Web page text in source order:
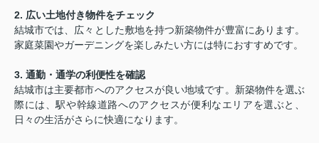
2. 広い土地付き物件をチェック
結城市では、広々とした敷地を持つ新築物件が豊富にあります。
家庭菜園やガーデニングを楽しみたい方には特におすすめです。
3. 通勤・通学の利便性を確認
結城市は主要都市へのアクセスが良い地域です。新築物件を選ぶ
際には、駅や幹線道路へのアクセスが便利なエリアを選ぶと、
日々の生活がさらに快適になります。